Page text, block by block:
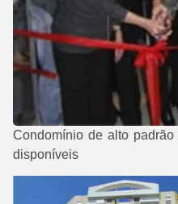
Condomínio de alto
disponíveis